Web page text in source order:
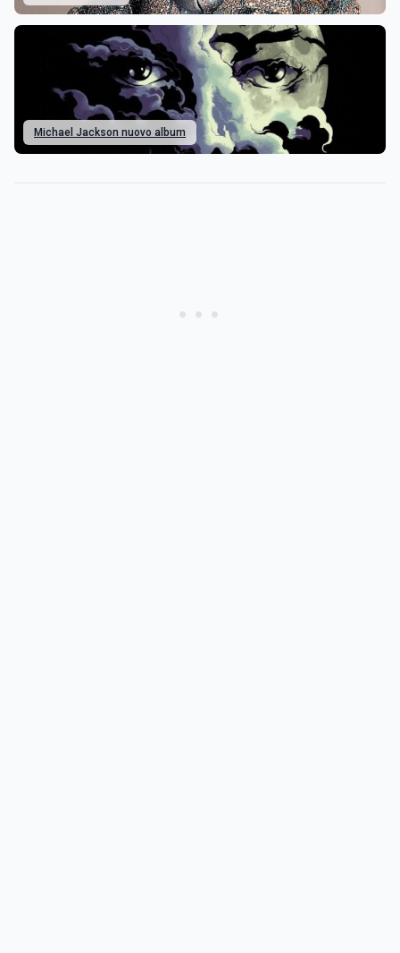
Michael Jackson nuovo album